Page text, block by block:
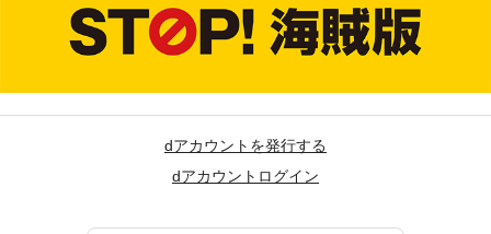
dアカウントを発行する
dアカウントログイン